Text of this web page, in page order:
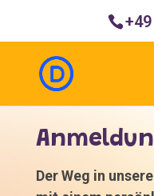
Der Weg in